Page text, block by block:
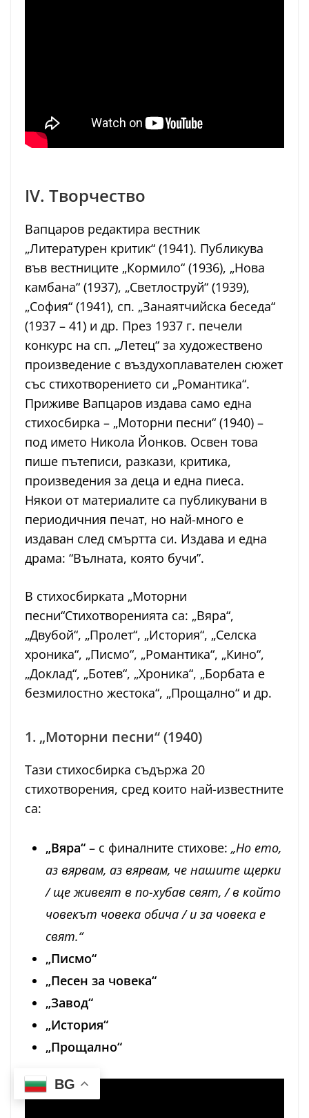
IV. Творчество
Вапцаров редактира вестник
„Литературен критик“ (1941). Публикува
във вестниците „Кормило“ (1936), „Нова
камбана“ (1937), „Светлоструй“ (1939),
„София“ (1941), сп. „Занаятчийска беседа“
(1937 – 41) и др. През 1937 г. печели
конкурс на сп. „Летец“ за художествено
произведение с въздухоплавателен сюжет
със стихотворението си „Романтика“.
Приживе Вапцаров издава само една
стихосбирка – „Моторни песни“ (1940) –
под името Никола Йонков. Освен това
пише пътеписи, разкази, критика,
произведения за деца и една пиеса.
Някои от материалите са публикувани в
периодичния печат, но най-много е
издаван след смъртта си. Издава и една
драма: “Вълната, която бучи”.
В стихосбирката „Моторни
песни“Стихотворенията са: „Вяра“,
„Двубой“, „Пролет“, „История“, „Селска
хроника“, „Писмо“, „Романтика“, „Кино“,
„Доклад“, „Ботев“, „Хроника“, „Борбата е
безмилостно жестока“, „Прощално“ и др.
1. „Моторни песни“ (1940)
Тази стихосбирка съдържа 20
стихотворения, сред които най-известните
са:
„Вяра“ – с финалните стихове: „Но ето,
аз вярвам, аз вярвам, че нашите щерки
/ ще живеят в по-хубав свят, / в който
човекът човека обича / и за човека е
свят.“
„Писмо“
„Песен за човека“
„Завод“
„История“
„Прощално“
BG